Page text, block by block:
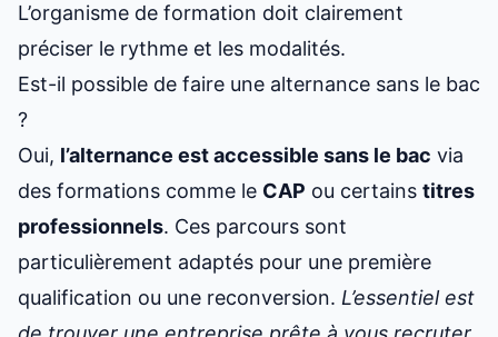
L’organisme de formation doit clairement
préciser le rythme et les modalités.
Est-il possible de faire une alternance sans le bac
?
Oui, l’alternance est accessible sans le bac via
des formations comme le CAP ou certains titres
professionnels. Ces parcours sont
particulièrement adaptés pour une première
qualification ou une reconversion. L’essentiel est